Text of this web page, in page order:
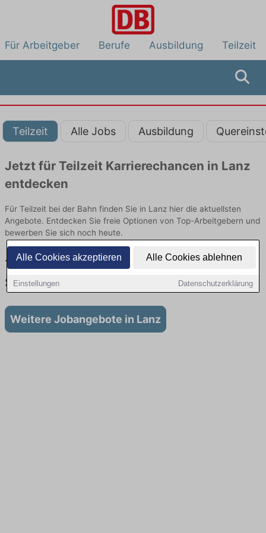
Alle Cookies akzeptieren Alle Cookies ablehnen
Einstellungen Datenschutzerklärung
Für Arbeitgeber Berufe Ausbildung Teilzeit
Teilzeit Alle Jobs Ausbildung
Jetzt für Teilzeit Karrierechancen in Lanz
entdecken
Für Teilzeit bei der Bahn finden Sie in Lanz hier die aktuellsten
Angebote. Entdecken Sie freie Optionen von Top-Arbeitgebern und
bewerben Sie sich noch heute.
Teilzeit Jobs in Lanz: Aktuell gibt es keine
Stellenangebote für Teilzeit in Lanz
Weitere Jobangebote in Lanz